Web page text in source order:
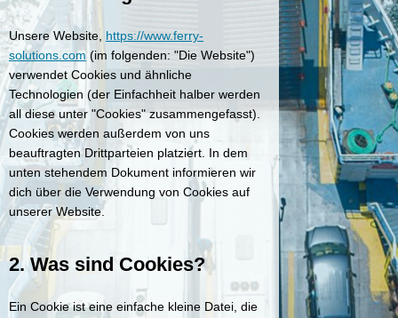
Unsere Website, https://www.ferry-
solutions.com (im folgenden: "Die Website")
verwendet Cookies und ähnliche
Technologien (der Einfachheit halber werden
all diese unter "Cookies" zusammengefasst).
Cookies werden außerdem von uns
beauftragten Drittparteien platziert. In dem
unten stehendem Dokument informieren wir
dich über die Verwendung von Cookies auf
unserer Website.
2. Was sind Cookies?
Ein Cookie ist eine einfache kleine Datei, die